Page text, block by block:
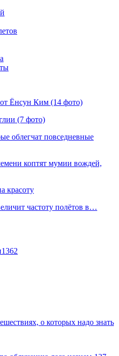
Ёнсун Ким (14 фото)
(7 фото)
облегчат повседневные
коптят мумии вождей,
красоту
частоту полётов в…
1362
о которых надо знать